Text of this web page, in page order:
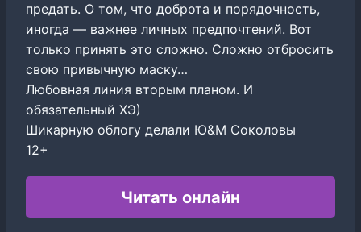
предать. О том, что доброта и порядочность,
иногда — важнее личных предпочтений. Вот
только принять это сложно. Сложно отбросить
свою привычную маску…
Любовная линия вторым планом. И
обязательный ХЭ)
Шикарную облогу делали Ю&М Соколовы
12+
Читать онлайн